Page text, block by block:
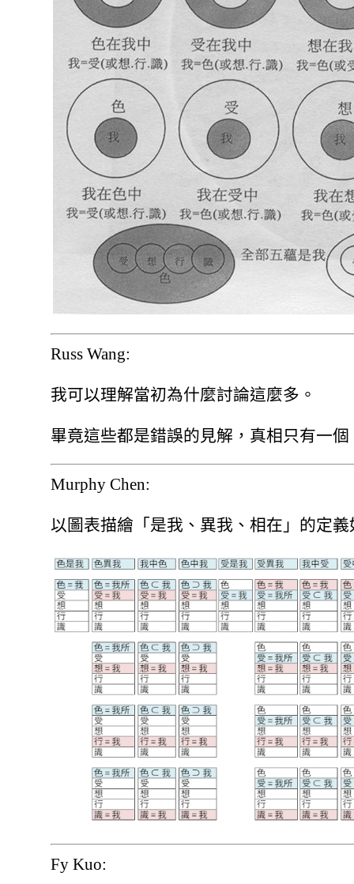
Russ Wang:
我可以理解當初為什麼討論這麼多。
畢竟這些都是錯誤的見解，真相只有一
Murphy Chen:
以圖表描繪「是我、異我、相在」的定義
Fy Kuo: